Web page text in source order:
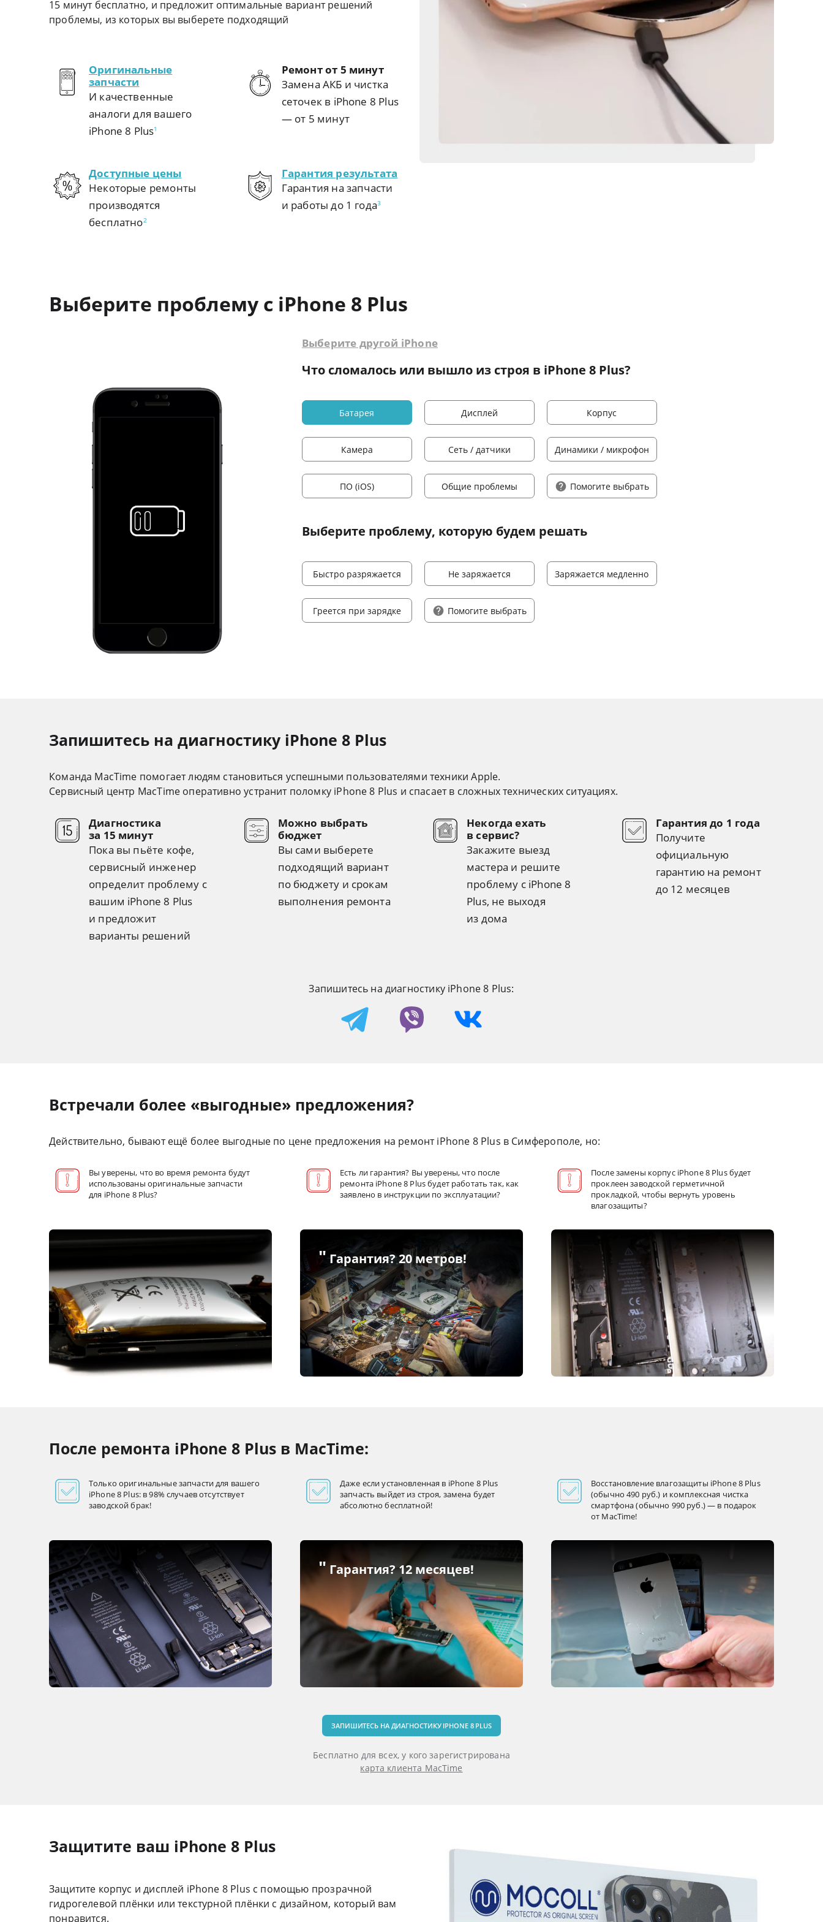
15 минут бесплатно, и предложит оптимальные вариант решений
проблемы, из которых вы выберете подходящий
Оригинальные
запчасти
И качественные
аналоги для вашего
iPhone 8 Plus1
Ремонт от 5 минут
Замена АКБ и чистка
сеточек в iPhone 8 Plus
— от 5 минут
Доступные цены
Некоторые ремонты
производятся
бесплатно2
Гарантия результата
Гарантия на запчасти
и работы до 1 года3
Выберите проблему с iPhone 8 Plus
Выберите другой iPhone
Что сломалось или вышло из строя в iPhone 8 Plus?
Батарея Дисплей Корпус
Камера Сеть / датчики Динамики / микрофон
ПО (iOS) Общие проблемы Помогите выбрать
Выберите проблему, которую будем решать
Быстро разряжается Не заряжается Заряжается медленно
Греется при зарядке Помогите выбрать
Запишитесь на диагностику iPhone 8 Plus
Команда MacTime помогает людям становиться успешными пользователями техники Apple.
Cервисный центр MacTime оперативно устранит поломку iPhone 8 Plus и спасает в сложных технических ситуациях.
Диагностика
за 15 минут
Пока вы пьёте кофе,
сервисный инженер
определит проблему с
вашим iPhone 8 Plus
и предложит
варианты решений
Можно выбрать
бюджет
Вы сами выберете
подходящий вариант
по бюджету и срокам
выполнения ремонта
Некогда ехать
в сервис?
Закажите выезд
мастера и решите
проблему с iPhone 8
Plus, не выходя
из дома
Гарантия до 1 года
Получите
официальную
гарантию на ремонт
до 12 месяцев
Запишитесь на диагностику iPhone 8 Plus:
Встречали более «выгодные» предложения?
Действительно, бывают ещё более выгодные по цене предложения на ремонт iPhone 8 Plus в Симферополе, но:
Вы уверены, что во время ремонта будут
использованы оригинальные запчасти
для iPhone 8 Plus?
Есть ли гарантия? Вы уверены, что после
ремонта iPhone 8 Plus будет работать так, как
заявлено в инструкции по эксплуатации?
"Гарантия? 20 метров!
После замены корпус iPhone 8 Plus будет
проклеен заводской герметичной
прокладкой, чтобы вернуть уровень
влагозащиты?
После ремонта iPhone 8 Plus в MacTime:
Только оригинальные запчасти для вашего
iPhone 8 Plus: в 98% случаев отсутствует
заводской брак!
Даже если установленная в iPhone 8 Plus
запчасть выйдет из строя, замена будет
абсолютно бесплатной!
"Гарантия? 12 месяцев!
Восстановление влагозащиты iPhone 8 Plus
(обычно 490 руб.) и комплексная чистка
смартфона (обычно 990 руб.) — в подарок
от MacTime!
ЗАПИШИТЕСЬ НА ДИАГНОСТИКУ IPHONE 8 PLUS
Бесплатно для всех, у кого зарегистрирована
карта клиента MacTime
Защитите ваш iPhone 8 Plus
Защитите корпус и дисплей iPhone 8 Plus с помощью прозрачной
гидрогелевой плёнки или текстурной плёнки с дизайном, который вам
понравится.